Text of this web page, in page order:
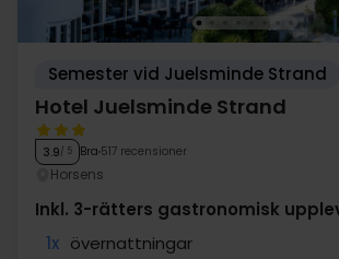
Semester vid Juelsminde Strand
Hotel Juelsminde Strand
3.9/ 5 Bra 517 recensioner
Horsens
Inkl. 3-rätters gastronomisk
1x övernattningar